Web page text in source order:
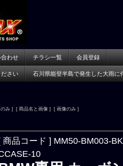
わせ チラシ一覧 会員登録
さい 石川県能登半島で発生した大雨に
み ] [ 商品名と画像 ] [ 画像のみ ]
商品コード ] MM50-BM003-BK
10